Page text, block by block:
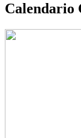
Calendario